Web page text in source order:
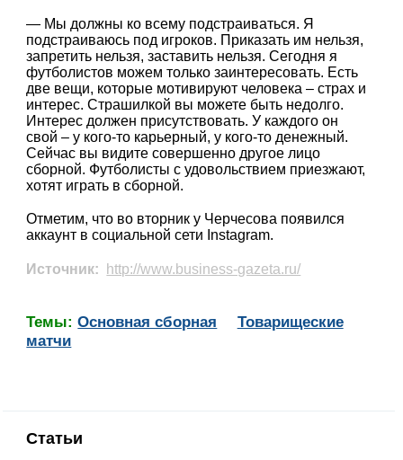
— Мы должны ко всему подстраиваться. Я
подстраиваюсь под игроков. Приказать им нельзя,
запретить нельзя, заставить нельзя. Сегодня я
футболистов можем только заинтересовать. Есть
две вещи, которые мотивируют человека – страх и
интерес. Страшилкой вы можете быть недолго.
Интерес должен присутствовать. У каждого он
свой – у кого-то карьерный, у кого-то денежный.
Сейчас вы видите совершенно другое лицо
сборной. Футболисты с удовольствием приезжают,
хотят играть в сборной.
Отметим, что во вторник у Черчесова появился
аккаунт в социальной сети Instagram.
Источник: http://www.business-gazeta.ru/
Темы:Основная сборная
Товарищеские
матчи
Статьи